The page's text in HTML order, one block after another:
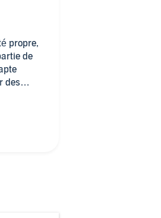
propre,
de
des